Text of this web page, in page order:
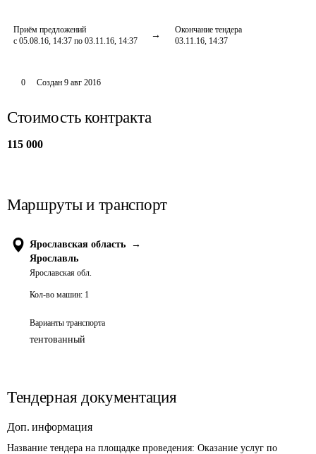
Приём предложений
с 05.08.16, 14:37 по 03.11.16, 14:37
Окончание тендера
03.11.16, 14:37
0 Создан 9 авг 2016
Стоимость контракта
115 000
Маршруты и транспорт
Ярославская область
→
Ярославль
Ярославская обл.
Кол-во машин: 1
Варианты транспорта
тентованный
Тендерная документация
Доп. информация
Название тендера на площадке проведения: Оказание услуг по